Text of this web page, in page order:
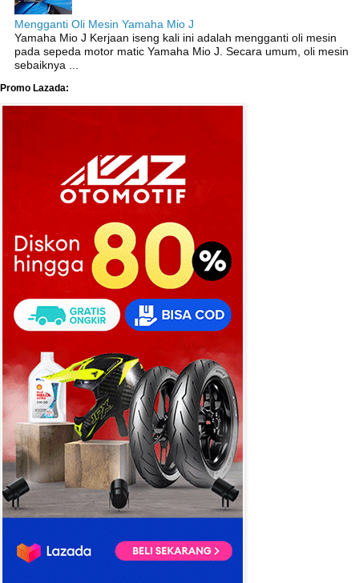
Mengganti Oli Mesin Yamaha Mio J
Yamaha Mio J Kerjaan iseng kali ini adalah mengganti oli mesin
pada sepeda motor matic Yamaha Mio J. Secara umum, oli mesin
sebaiknya ...
Promo Lazada: